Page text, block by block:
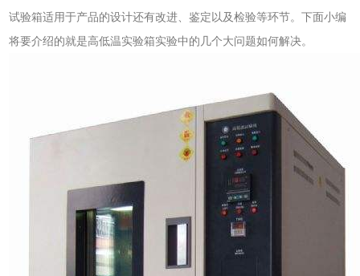
试验箱适用于产品的设计还有改进、鉴定以及检验等环节。下面小编
将要介绍的就是高低温实验箱实验中的几个大问题如何解决。